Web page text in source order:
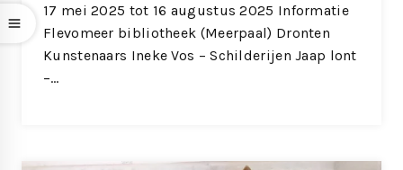
17 mei 2025 tot 16 augustus 2025 Informatie
Flevomeer bibliotheek (Meerpaal) Dronten
Kunstenaars Ineke Vos – Schilderijen Jaap lont
–…